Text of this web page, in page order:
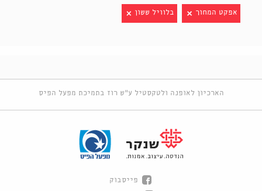
אפקט המחוך בלוויל ששון
הארכיון לאופנה ולטקסטיל ע"ש רוז בתמיכת מפעל הפיס
פייסבוק